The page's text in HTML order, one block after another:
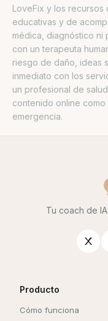
LoveFix y los recursos
educativas y de
médica, diagnóstico ni
con un terapeuta
riesgo de daño, ideas
inmediato con los
un profesional de
contenido online
emergencia.
Tu coach de
Producto
Cómo funciona